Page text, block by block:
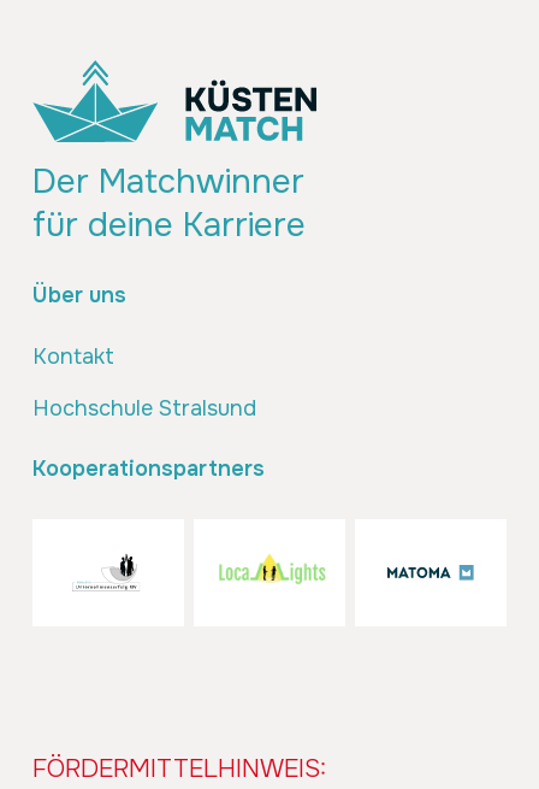
Der Matchwinner
für deine Karriere
Über uns
Kontakt
Hochschule Stralsund
Kooperationspartners
FÖRDERMITTELHINWEIS: